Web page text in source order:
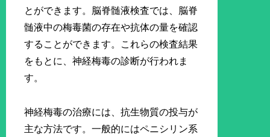
とができます。脳脊髄液検査では、脳脊
髄液中の梅毒菌の存在や抗体の量を確認
することができます。これらの検査結果
をもとに、神経梅毒の診断が行われま
す。
神経梅毒の治療には、抗生物質の投与が
主な方法です。一般的にはペニシリン系